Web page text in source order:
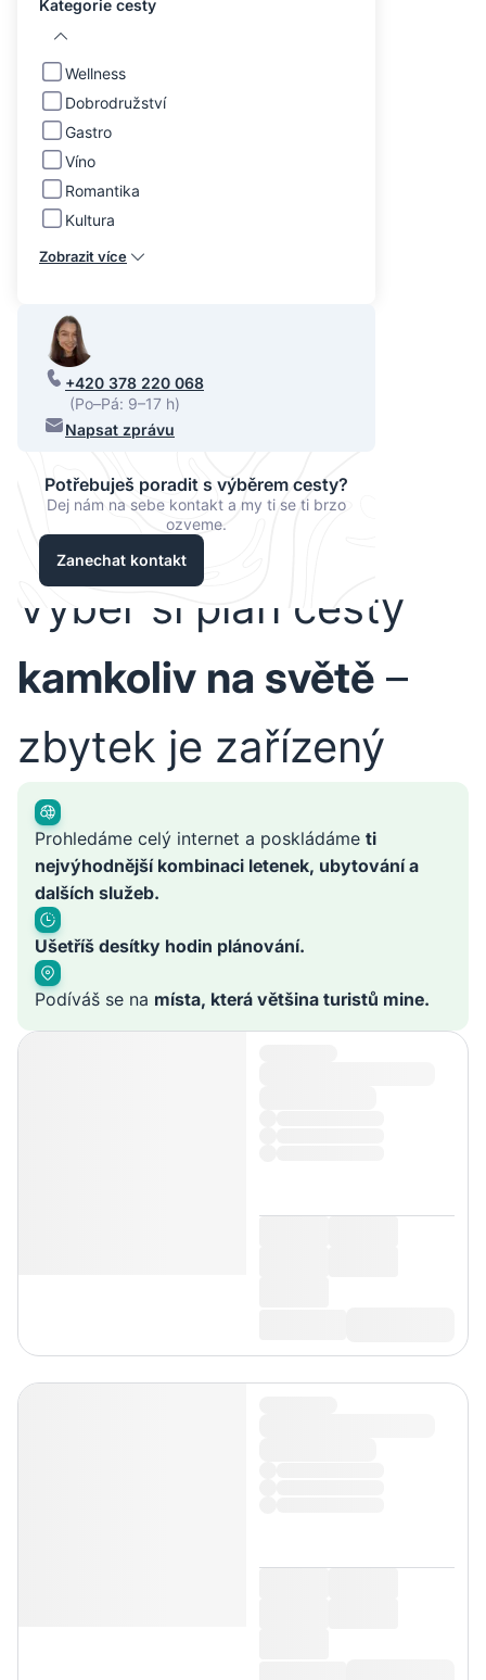
Kategorie cesty
Wellness
Dobrodružství
Gastro
Víno
Romantika
Kultura
Zobrazit více
+420 378 220 068
(Po–Pá: 9–17 h)
Napsat zprávu
Potřebuješ poradit s výběrem cesty?
Dej nám na sebe kontakt a my ti se ti brzo
ozveme.
Zanechat kontakt
Vyber si plán cesty
kamkoliv na světě –
zbytek je zařízený
Prohledáme celý internet a poskládáme ti
nejvýhodnější kombinaci letenek, ubytování a
dalších služeb.
Ušetříš desítky hodin plánování.
Podíváš se na místa, která většina turistů mine.